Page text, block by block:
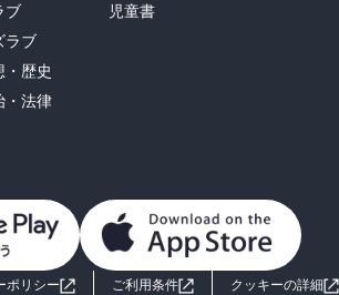
ブ
ラブ
・歴史
・法律
児童書
ポリシー ご利用条件 クッキーの詳細